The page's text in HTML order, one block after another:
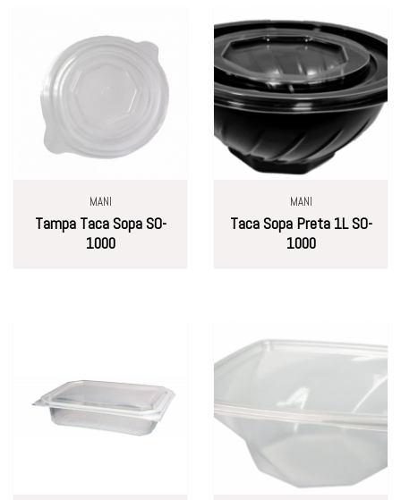
MANI
Tampa Taca Sopa SO-
1000
MANI
Taca Sopa Preta 1L SO-
1000